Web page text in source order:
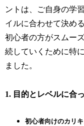
ントは、ご自身の学
イルに合わせて決め
初心者の方がスムー
続していくために特
ました。
1. 目的とレベルに合
初心者向けのカリ